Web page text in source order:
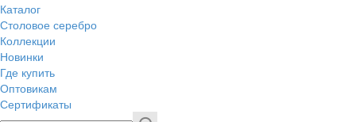
Каталог
Столовое серебро
Коллекции
Новинки
Где купить
Оптовикам
Сертификаты